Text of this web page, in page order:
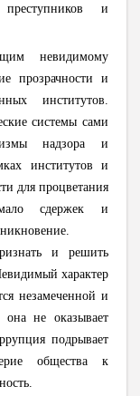
и
невидимому
прозрачности и
институтов.
системы сами
надзора и
институтов и
для процветания
мало сдержек и
и решить
характер
незамеченной и
не оказывает
подрывает
общества к